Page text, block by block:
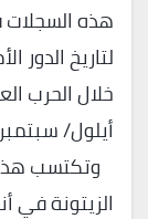
هذه
لتاريخ الدور
خلال الحرب
أيلول/ سبتمبر 1945.
وتكتسب
الزيتونة في